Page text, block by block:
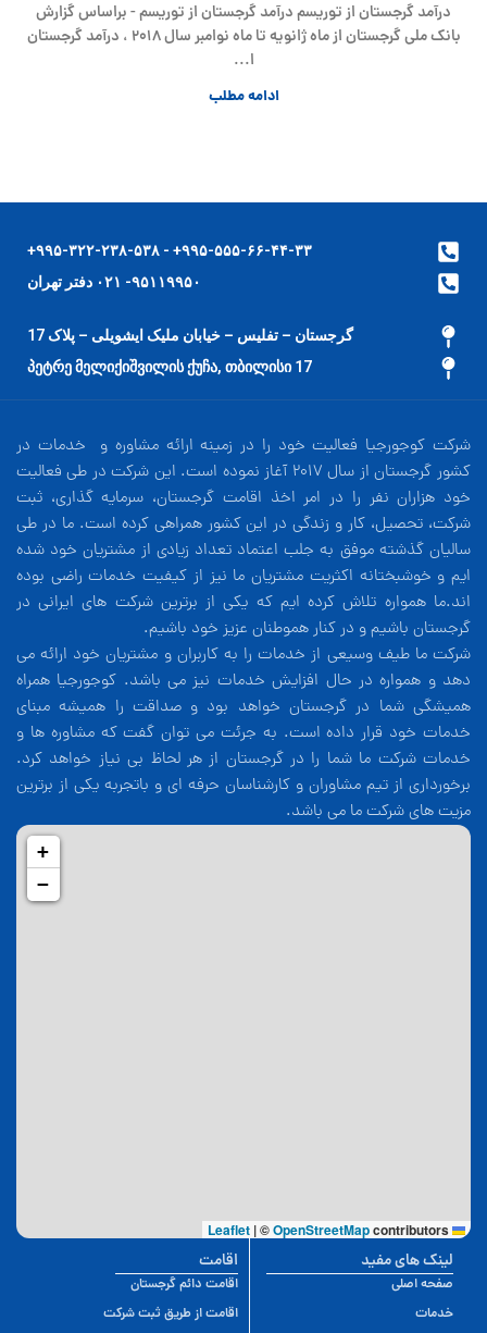
درآمد گرجستان از توریسم درآمد گرجستان از توریسم - براساس گزارش
بانک ملی گرجستان از ماه ژانویه تا ماه نوامبر سال ۲۰۱۸ ، درآمد گرجستان
ا...
ادامه مطلب
۹۹۵-۵۵۵-۶۶-۴۴-۳۳+ - ۹۹۵-۳۲۲-۲۳۸-۵۳۸+
۹۵۱۱۹۹۵۰- ۰۲۱ دفتر تهران
گرجستان – تفلیس – خیابان ملیک ایشویلی – پلاک 17
17 პეტრე მელიქიშვილის ქუჩა, თბილისი
شرکت کوجورجیا فعالیت خود را در زمینه ارائه مشاوره و خدمات در
کشور گرجستان از سال 2017 آغاز نموده است. این شرکت در طی فعالیت
خود هزاران نفر را در امر اخذ اقامت گرجستان، سرمایه گذاری، ثبت
شرکت، تحصیل، کار و زندگی در این کشور همراهی کرده است. ما در طی
سالیان گذشته موفق به جلب اعتماد تعداد زیادی از مشتریان خود شده
ایم و خوشبختانه اکثریت مشتریان ما نیز از کیفیت خدمات راضی بوده
اند.ما همواره تلاش کرده ایم که یکی از برترین شرکت های ایرانی در
گرجستان باشیم و در کنار هموطنان عزیز خود باشیم.
شرکت ما طیف وسیعی از خدمات را به کاربران و مشتریان خود ارائه می
دهد و همواره در حال افزایش خدمات نیز می باشد. کوجورجیا همراه
همیشگی شما در گرجستان خواهد بود و صداقت را همیشه مبنای
خدمات خود قرار داده است. به جرئت می توان گفت که مشاوره ها و
خدمات شرکت ما شما را در گرجستان از هر لحاظ بی نیاز خواهد کرد.
برخورداری از تیم مشاوران و کارشناسان حرفه ای و باتجربه یکی از برترین
مزیت های شرکت ما می باشد.
+
−
Leaflet
|©OpenStreetMapcontributors
اقامت
اقامت دائم گرجستان
اقامت از طریق ثبت شرکت
لینک های مفید
صفحه اصلی
خدمات